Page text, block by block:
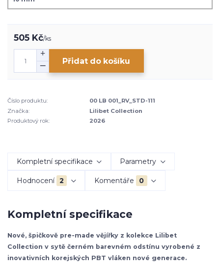
505 Kč/ks
Přidat do košíku
Číslo produktu:
00 LB 001_RV_STD-111
Značka:
Lilibet Collection
Produktový rok:
2026
Kompletní specifikace Parametry
Hodnocení 2 Komentáře 0
Kompletní specifikace
Nové, špičkově pre-made vějířky z kolekce Lilibet
Collection v sytě černém barevném odstínu vyrobené z
inovativních korejských PBT vláken nové generace.